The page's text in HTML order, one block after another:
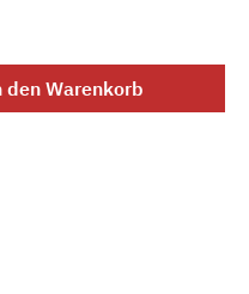
gewünschten
den Warenkorb